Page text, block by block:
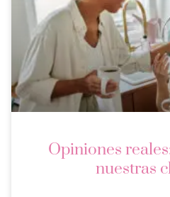
Opiniones
nuestras